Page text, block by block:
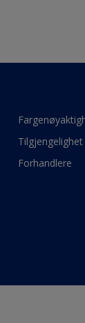
Tilgjengelighet
Forhandlere